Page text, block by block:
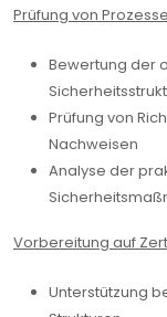
Prüfung von
Bewertung der
Prüfung von
Nachweisen
Analyse der
Vorbereitung auf
Unterstützung